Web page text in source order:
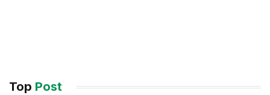
Top Post